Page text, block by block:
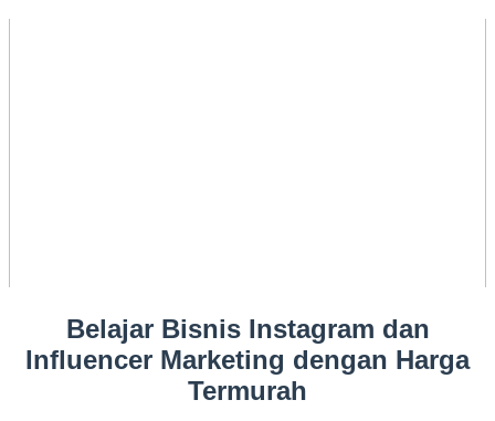
Belajar Bisnis Instagram dan
Influencer Marketing dengan Harga
Termurah